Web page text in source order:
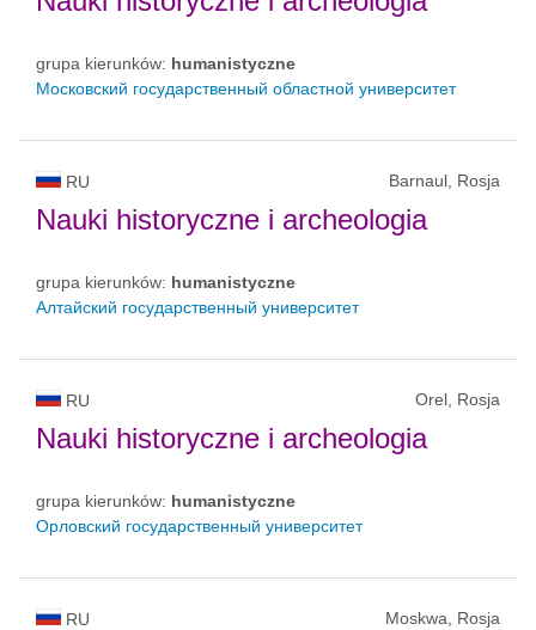
grupa kierunków: humanistyczne
Московский государственный областной университет
RU Barnaul, Rosja
Nauki historyczne i archeologia
grupa kierunków: humanistyczne
Алтайский государственный университет
RU Orel, Rosja
Nauki historyczne i archeologia
grupa kierunków: humanistyczne
Орловский государственный университет
RU Moskwa, Rosja